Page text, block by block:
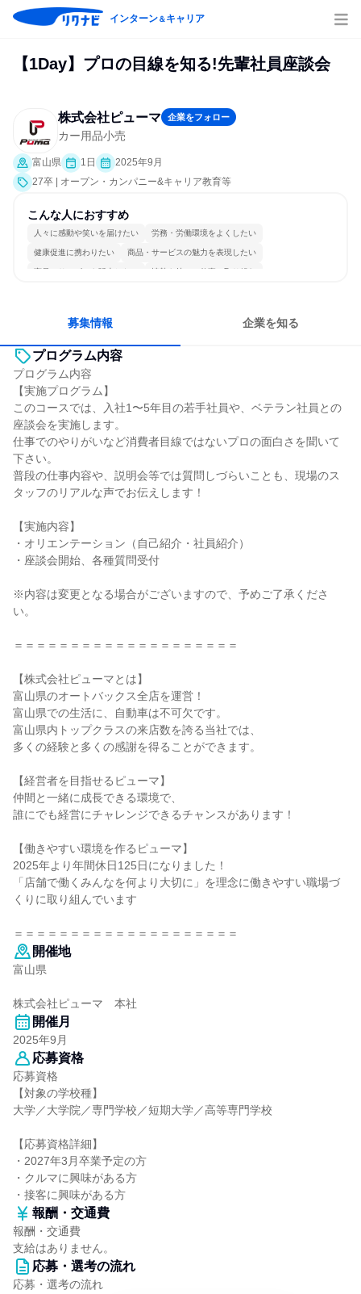
インターン＆キャリア
【1Day】プロの目線を知る!先輩社員座談会
株式会社ピューマ 企業をフォロー
カー用品小売
富山県 1日
2025年9月
27卒 | オープン・カンパニー&キャリア教育等
こんな人におすすめ
人々に感動や笑いを届けたい 労務・労働環境をよくしたい
健康促進に携わりたい 商品・サービスの魅力を表現したい
商品・サービスを販売したい 情熱を持って仕事に取り組む
募集情報 企業を知る
プログラム内容
プログラム内容
【実施プログラム】
このコースでは、入社1〜5年目の若手社員や、ベテラン社員との
座談会を実施します。
仕事でのやりがいなど消費者目線ではないプロの面白さを聞いて
下さい。
普段の仕事内容や、説明会等では質問しづらいことも、現場のス
タッフのリアルな声でお伝えします！
【実施内容】
・オリエンテーション（自己紹介・社員紹介）
・座談会開始、各種質問受付
※内容は変更となる場合がございますので、予めご了承くださ
い。
＝＝＝＝＝＝＝＝＝＝＝＝＝＝＝＝＝＝＝＝
【株式会社ピューマとは】
富山県のオートバックス全店を運営！
富山県での生活に、自動車は不可欠です。
富山県内トップクラスの来店数を誇る当社では、
多くの経験と多くの感謝を得ることができます。
【経営者を目指せるピューマ】
仲間と一緒に成長できる環境で、
誰にでも経営にチャレンジできるチャンスがあります！
【働きやすい環境を作るピューマ】
2025年より年間休日125日になりました！
「店舗で働くみんなを何より大切に」を理念に働きやすい職場づ
くりに取り組んでいます
＝＝＝＝＝＝＝＝＝＝＝＝＝＝＝＝＝＝＝＝
開催地
富山県
株式会社ピューマ 本社
開催月
2025年9月
応募資格
応募資格
【対象の学校種】
大学／大学院／専門学校／短期大学／高等専門学校
【応募資格詳細】
・2027年3月卒業予定の方
・クルマに興味がある方
・接客に興味がある方
報酬・交通費
報酬・交通費
支給はありません。
応募・選考の流れ
応募・選考の流れ